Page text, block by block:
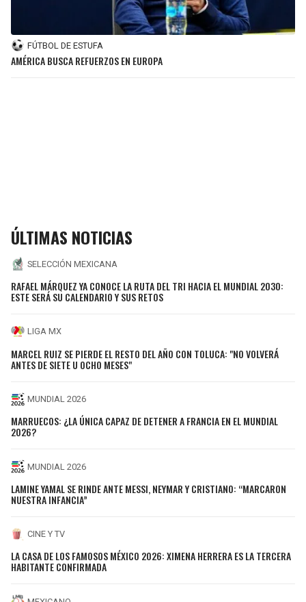
FÚTBOL DE ESTUFA
AMÉRICA BUSCA REFUERZOS EN EUROPA
ÚLTIMAS NOTICIAS
SELECCIÓN MEXICANA
RAFAEL MÁRQUEZ YA CONOCE LA RUTA DEL TRI HACIA EL MUNDIAL 2030:
ESTE SERÁ SU CALENDARIO Y SUS RETOS
LIGA MX
MARCEL RUIZ SE PIERDE EL RESTO DEL AÑO CON TOLUCA: "NO VOLVERÁ
ANTES DE SIETE U OCHO MESES"
MUNDIAL 2026
MARRUECOS: ¿LA ÚNICA CAPAZ DE DETENER A FRANCIA EN EL MUNDIAL
2026?
MUNDIAL 2026
LAMINE YAMAL SE RINDE ANTE MESSI, NEYMAR Y CRISTIANO: “MARCARON
NUESTRA INFANCIA”
CINE Y TV
LA CASA DE LOS FAMOSOS MÉXICO 2026: XIMENA HERRERA ES LA TERCERA
HABITANTE CONFIRMADA